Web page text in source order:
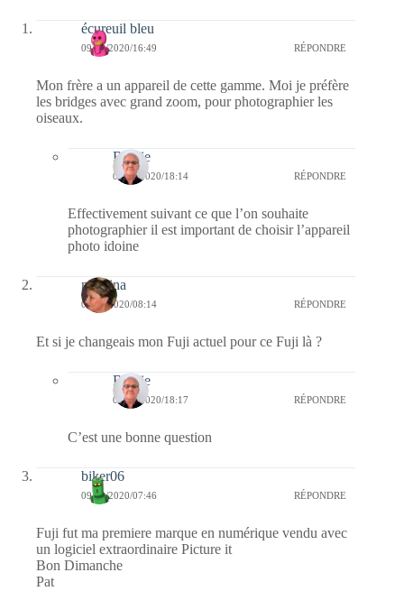
écureuil bleu
09/02/2020/16:49 RÉPONDRE
Mon frère a un appareil de cette gamme. Moi je préfère
les bridges avec grand zoom, pour photographier les
oiseaux.
Bernie
09/02/2020/18:14 RÉPONDRE
Effectivement suivant ce que l’on souhaite
photographier il est important de choisir l’appareil
photo idoine
mamina
09/02/2020/08:14 RÉPONDRE
Et si je changeais mon Fuji actuel pour ce Fuji là ?
Bernie
09/02/2020/18:17 RÉPONDRE
C’est une bonne question
biker06
09/02/2020/07:46 RÉPONDRE
Fuji fut ma premiere marque en numérique vendu avec
un logiciel extraordinaire Picture it
Bon Dimanche
Pat